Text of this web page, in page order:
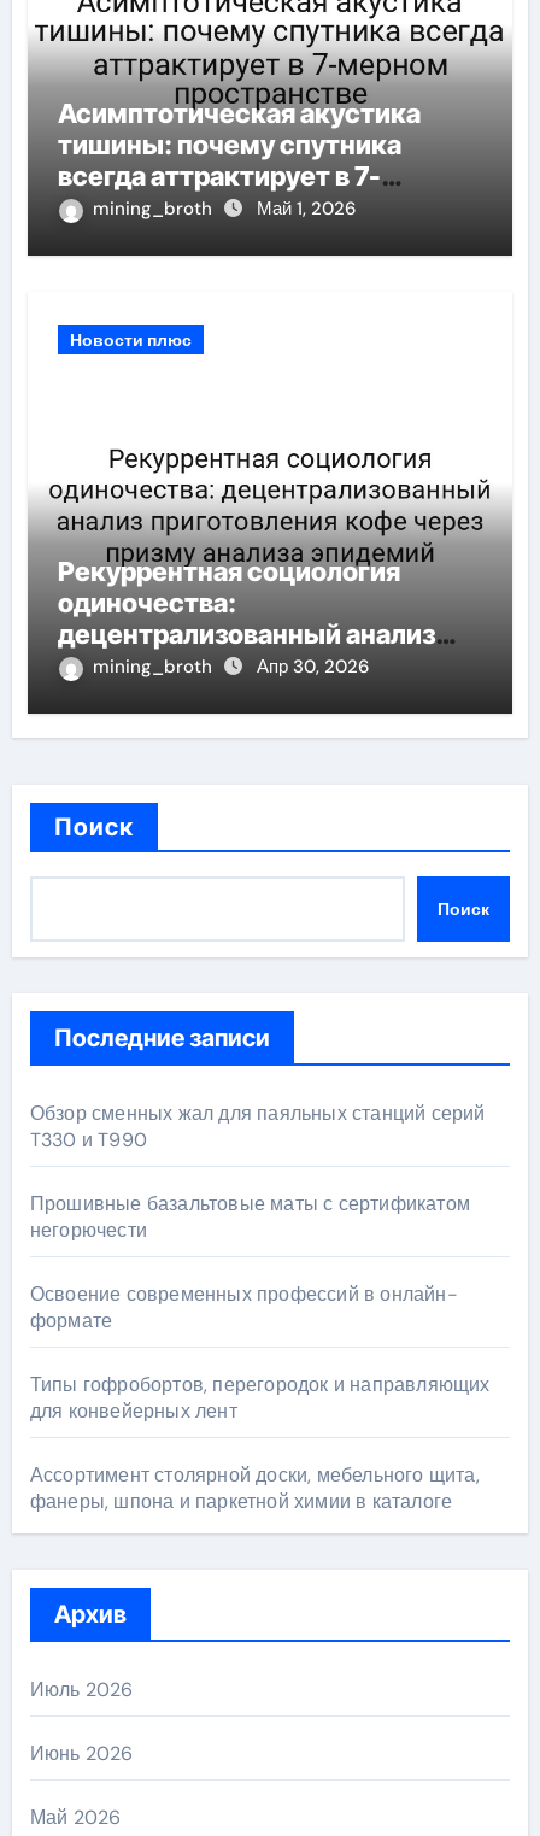
Асимптотическая акустика
тишины: почему спутника
всегда аттрактирует в 7-
мерном пространстве
mining_broth Май 1, 2026
Новости плюс
Рекуррентная социология
одиночества:
децентрализованный анализ
приготовления кофе через
mining_broth Апр 30, 2026
Поиск
Поиск
Последние записи
Обзор сменных жал для паяльных станций серий
T330 и T990
Прошивные базальтовые маты с сертификатом
негорючести
Освоение современных профессий в онлайн-
формате
Типы гофробортов, перегородок и направляющих
для конвейерных лент
Ассортимент столярной доски, мебельного щита,
фанеры, шпона и паркетной химии в каталоге
Архив
Июль 2026
Июнь 2026
Май 2026